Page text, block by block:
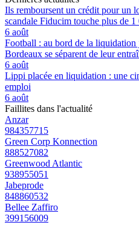
Ils remboursent un crédit pour un
scandale Fiducim touche plus de 1
6 août
Football : au bord de la
Bordeaux se séparent de leur
6 août
Lippi placée en liquidation : une
emploi
6 août
Faillites dans l'actualité
Anzar
984357715
Green Corp Konnection
888527082
Greenwood Atlantic
938955051
Jabeprode
848860532
Bellee Zaffiro
399156009